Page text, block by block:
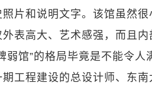
片和说明文字。该馆虽然
表高大、艺术感强，而且
弱馆”的格局毕竟是不能令
工程建设的总设计师、东